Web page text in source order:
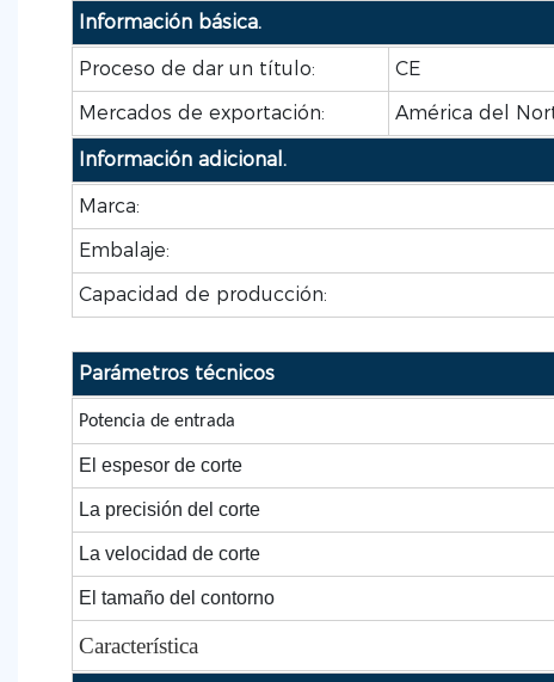
Información básica.
Proceso de dar un título:
CE
Mercados de exportación:
América del
Información adicional.
Marca:
Embalaje:
Capacidad de producción:
Parámetros técnicos
Potencia de entrada
El espesor de corte
La precisión del corte
La velocidad de corte
El tamaño del contorno
Característica